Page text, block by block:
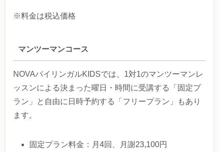
※料金は税込価格
マンツーマンコース
NOVAバイリンガルKIDSでは、1対1のマンツーマンレ
ッスンによる決まった曜日・時間に受講する「固定プ
ラン」と自由に日時予約する「フリープラン」もあり
ます。
固定プラン料金：月4回、月謝23,100円